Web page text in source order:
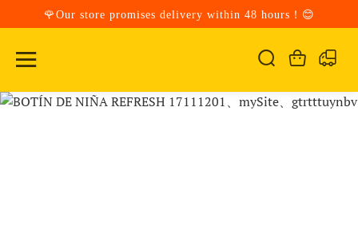
🌹Our store promises delivery within 48 hours！😊